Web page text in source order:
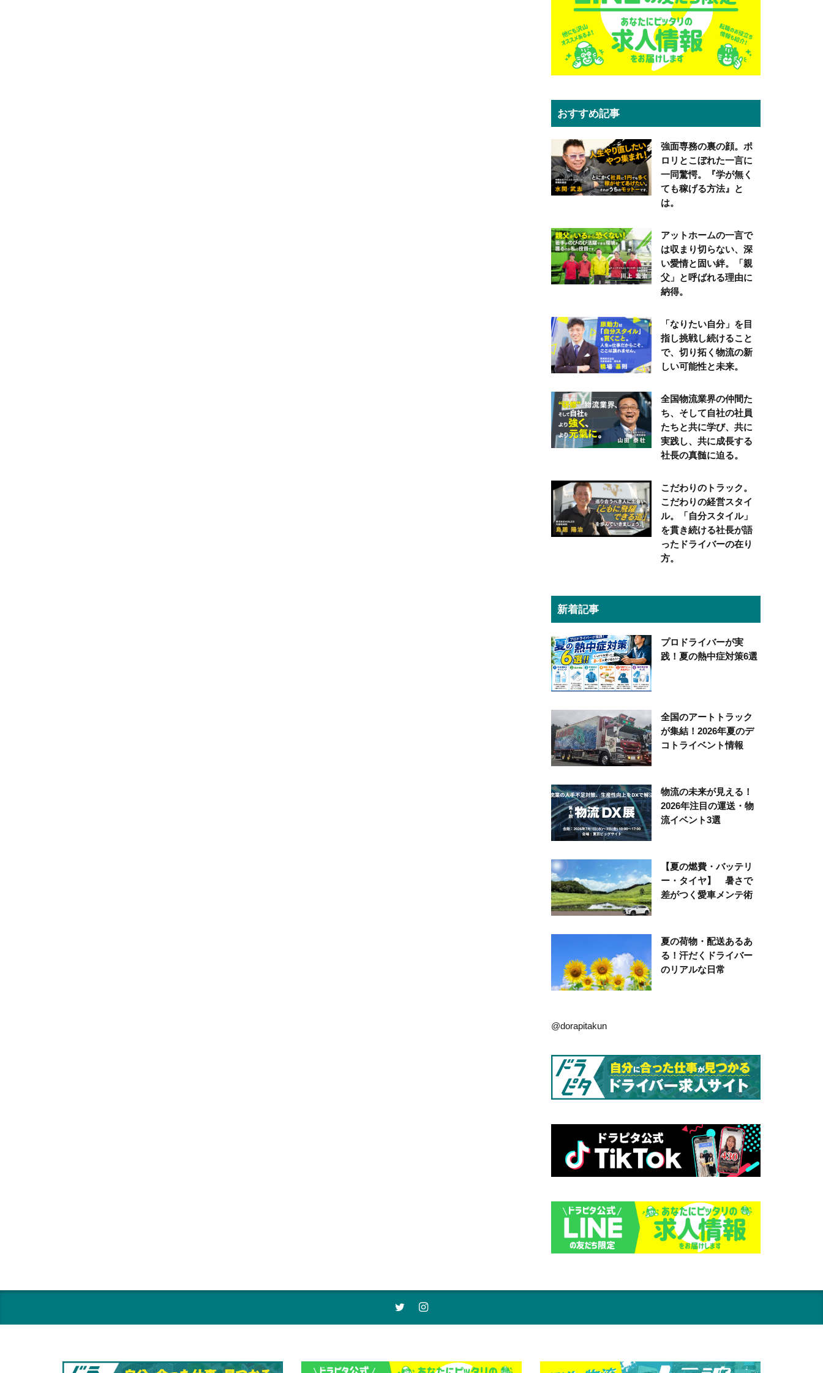
おすすめ記事
強面専務の裏の顔。ポ
ロリとこぼれた一言に
一同驚愕。『学が無く
ても稼げる方法』と
は。
アットホームの一言で
は収まり切らない、深
い愛情と固い絆。「親
父」と呼ばれる理由に
納得。
「なりたい自分」を目
指し挑戦し続けること
で、切り拓く物流の新
しい可能性と未来。
全国物流業界の仲間た
ち、そして自社の社員
たちと共に学び、共に
実践し、共に成長する
社長の真髄に迫る。
こだわりのトラック。
こだわりの経営スタイ
ル。「自分スタイル」
を貫き続ける社長が語
ったドライバーの在り
方。
新着記事
プロドライバーが実
践！夏の熱中症対策6選
全国のアートトラック
が集結！2026年夏のデ
コトライベント情報
物流の未来が見える！
2026年注目の運送・物
流イベント3選
【夏の燃費・バッテリ
ー・タイヤ】 暑さで
差がつく愛車メンテ術
夏の荷物・配送あるあ
る！汗だくドライバー
のリアルな日常
@dorapitakun